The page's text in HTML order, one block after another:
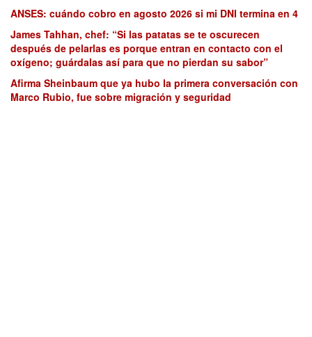
ANSES: cuándo cobro en agosto 2026 si mi DNI termina en 4
James Tahhan, chef: “Si las patatas se te oscurecen
después de pelarlas es porque entran en contacto con el
oxígeno; guárdalas así para que no pierdan su sabor”
Afirma Sheinbaum que ya hubo la primera conversación con
Marco Rubio, fue sobre migración y seguridad